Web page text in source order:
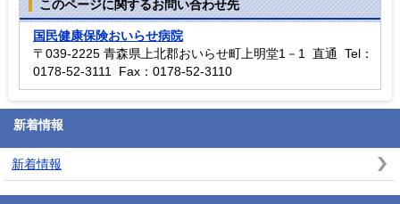
このページに関するお問い合わせ先
国民健康保険おいらせ病院
〒039-2225 青森県上北郡おいらせ町上明堂1－1 直通 Tel：
0178-52-3111 Fax：0178-52-3110
新着情報
新着情報